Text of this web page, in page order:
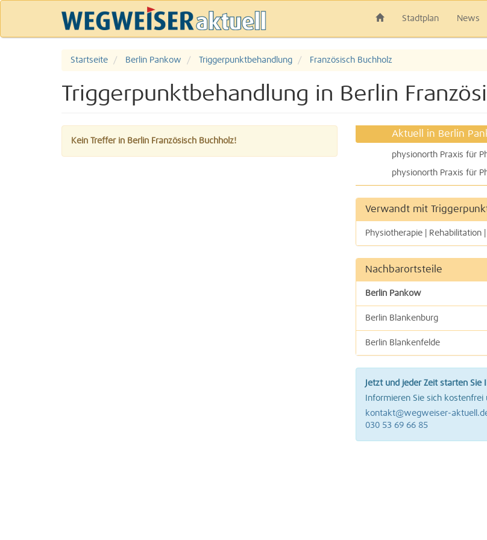
Stadtplan News
Startseite Berlin Pankow Triggerpunktbehandlung Französisch Buchholz
Triggerpunktbehandlung in Berlin
Kein Treffer in Berlin Französisch Buchholz!
Aktuell in Berlin
Verwandt mit
Physiotherapie | Rehabilitation
Nachbarortsteile
Berlin Pankow
Berlin Blankenburg
Berlin Blankenfelde
Berlin Buch
Berlin Karow
Berlin Niederschönhausen
Berlin Rosenthal
Jetzt und jeder Zeit starten Sie
Informieren Sie sich
kontakt@wegweiser-
030 53 69 66 85